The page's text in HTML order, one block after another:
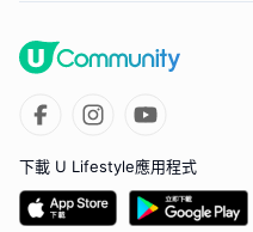
下載 U Lifestyle應用程式